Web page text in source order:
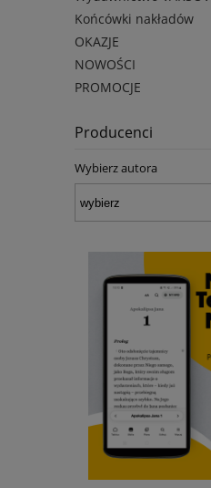
Końcówki nakładów
OKAZJE
NOWOŚCI
PROMOCJE
Producenci
Wybierz autora